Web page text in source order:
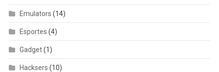
Emulators (14)
Esportes (4)
Gadget(1)
Hacksers (10)